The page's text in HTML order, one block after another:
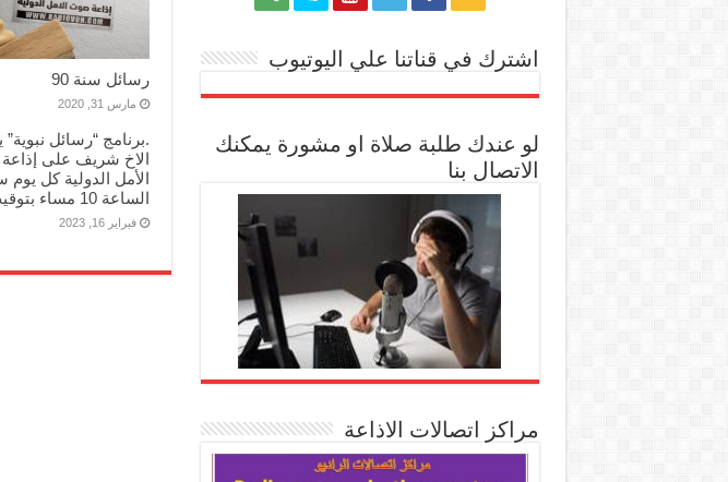
رسائل سنة 90
مارس 31, 2020
.برنامج “رسائل نبوية”
الاخ شريف على
الأمل الدولية كل
الساعة 10 مساء بتوقيت مصر
فبراير 16, 2023
اشترك في قناتنا علي اليوتيوب
لو عندك طلبة صلاة او مشورة يمكنك
الاتصال بنا
مراكز اتصالات الاذاعة